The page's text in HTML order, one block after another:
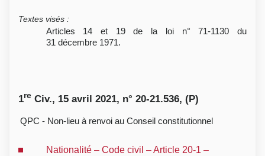
Textes visés :
Articles 14 et 19 de la loi n° 71-1130 du
31 décembre 1971.
1re Civ., 15 avril 2021, n° 20-21.536, (P)
QPC - Non-lieu à renvoi au Conseil constitutionnel
Nationalité – Code civil – Article 20-1 –